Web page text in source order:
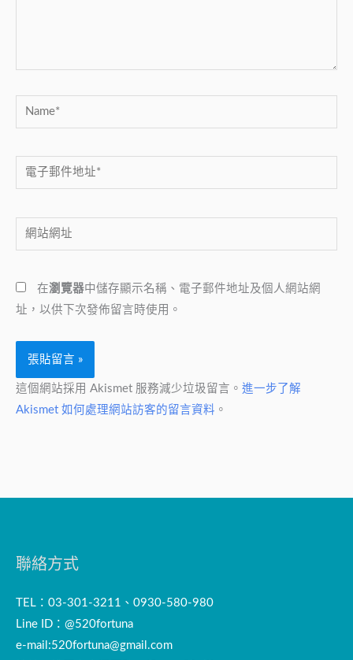
Name*
電
子
件
地
*
網
站
址
在瀏覽器中儲存顯示名稱、電子郵件地址及個人網站網
址，以供下次發佈留言時使用。
這個網站採用 Akismet 服務減少垃圾留言。 進一步了解
Akismet 如何處理網站訪客的留言資料 。
聯絡方式
TEL：03-301-3211、0930-580-980
Line ID：@520fortuna
e-mail:520fortuna@gmail.com